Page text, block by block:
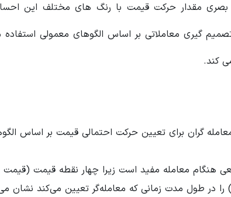
بصری مقدار حرکت قیمت با رنگ های مختلف این
گیری معاملاتی بر اساس الگوهای معمولی
کند.
گران برای تعیین حرکت احتمالی قیمت بر اساس
هنگام معامله مفید است زیرا چهار نقطه قیمت (قیمت
در طول مدت زمانی که معامله‌گر تعیین می‌کند نشان